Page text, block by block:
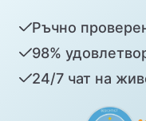
Ръчно
98%
24/7 чат на